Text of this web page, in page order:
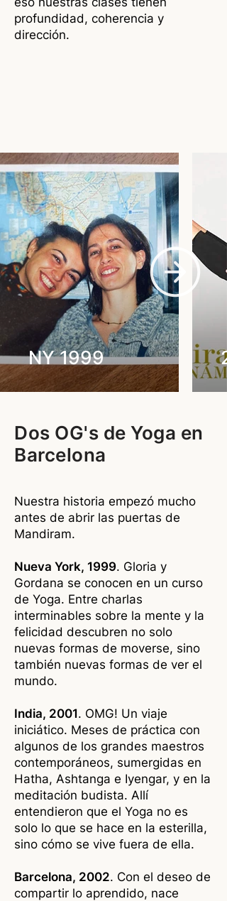
profundidad, coherencia y
dirección.
NY 1999
Dos OG's de Yoga en
Barcelona
Nuestra historia empezó mucho
antes de abrir las puertas de
Mandiram.
Nueva York, 1999. Gloria y
Gordana se conocen en un curso
de Yoga. Entre charlas
interminables sobre la mente y la
felicidad descubren no solo
nuevas formas de moverse, sino
también nuevas formas de ver el
mundo.
India, 2001. OMG! Un viaje
iniciático. Meses de práctica con
algunos de los grandes maestros
contemporáneos, sumergidas en
Hatha, Ashtanga e Iyengar, y en la
meditación budista. Allí
entendieron que el Yoga no es
solo lo que se hace en la esterilla,
sino cómo se vive fuera de ella.
Barcelona, 2002. Con el deseo de
compartir lo aprendido, nace